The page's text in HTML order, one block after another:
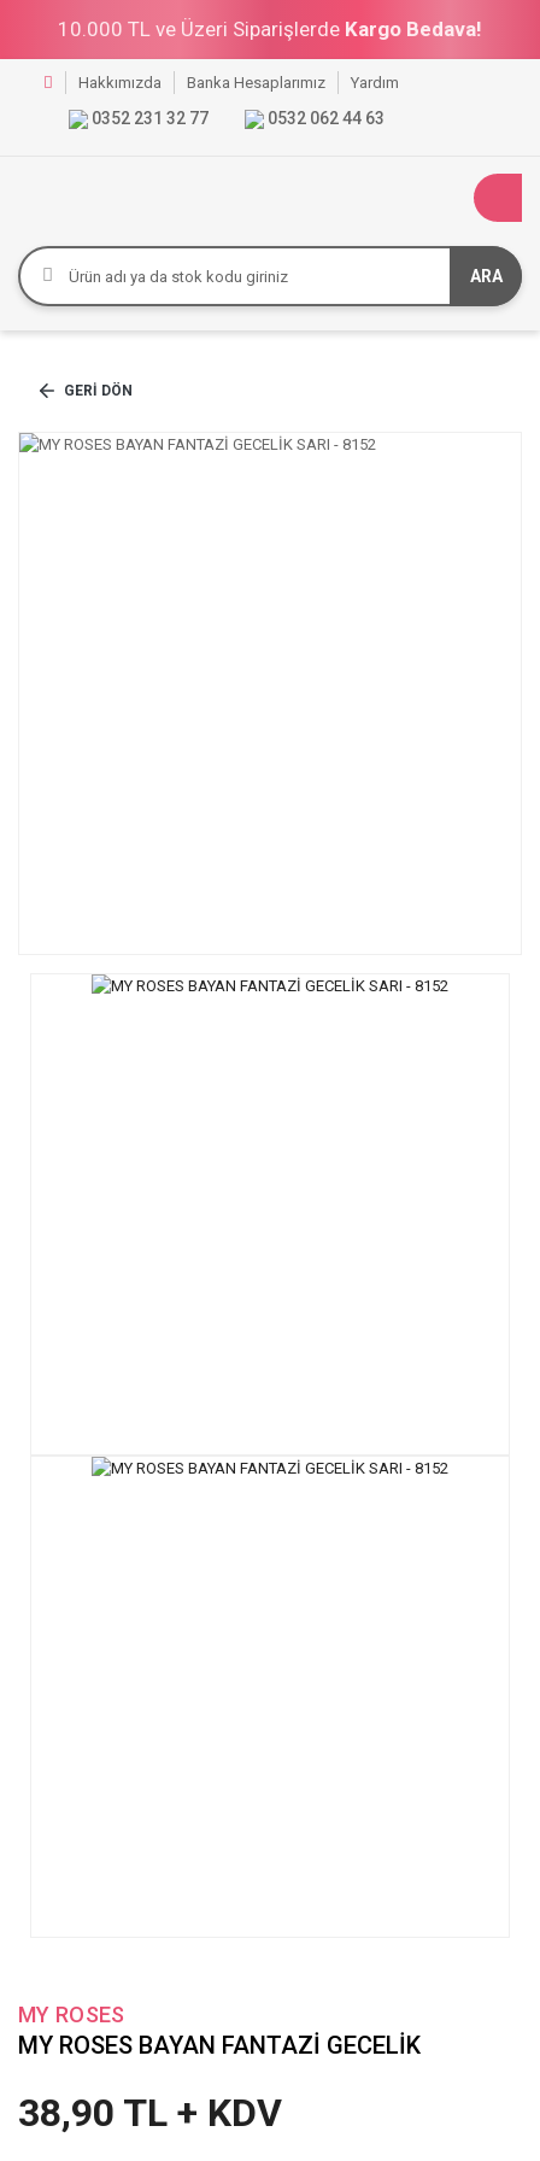
10.000 TL ve Üzeri Siparişlerde Kargo Bedava!
Hakkımızda Banka Hesaplarımız Yardım
0352 231 32 77 0532 062 44 63
ARA
GERI DÖN
MY ROSES
MY ROSES BAYAN FANTAZİ GECELİK
38,90 TL + KDV